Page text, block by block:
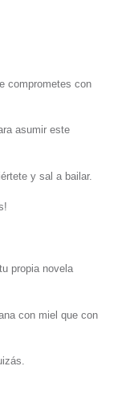
comprometes con
asumir este
y sal a bailar.
propia novela
con miel que con